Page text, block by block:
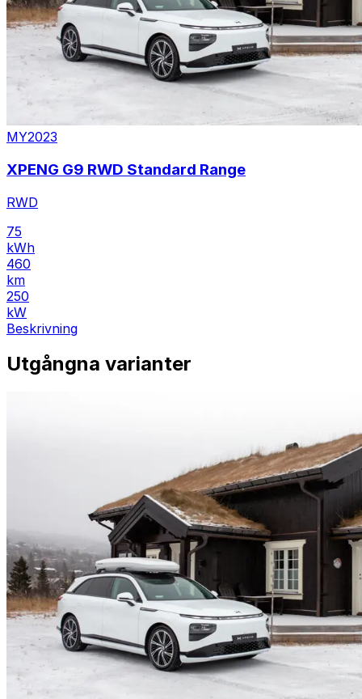
MY2023
XPENG G9 RWD Standard Range
RWD
75
kWh
460
km
250
kW
Beskrivning
Utgångna varianter